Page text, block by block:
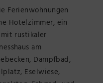
Ferienwohnungen
Hotelzimmer, ein
rustikaler
am
Dampfbad,
Eselwiese,